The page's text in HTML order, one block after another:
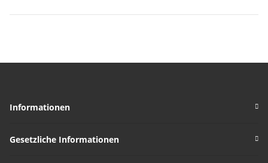
Informationen
Gesetzliche Informationen